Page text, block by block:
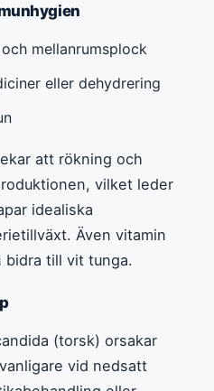
mellanrumsplock
eller dehydrering
att rökning och
vilket leder
idealiska
Även vitamin
bidra till vit tunga.
(torsk) orsakar
vid nedsatt